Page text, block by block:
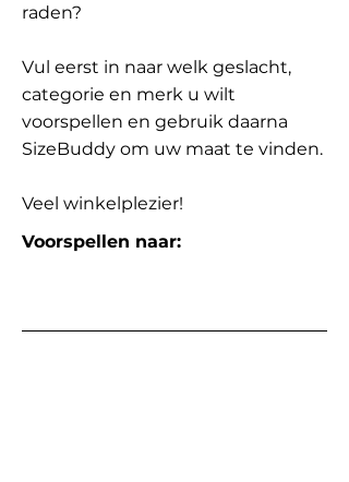
raden?
Vul eerst in naar welk geslacht,
categorie en merk u wilt
voorspellen en gebruik daarna
SizeBuddy om uw maat te vinden.
Veel winkelplezier!
Voorspellen naar: